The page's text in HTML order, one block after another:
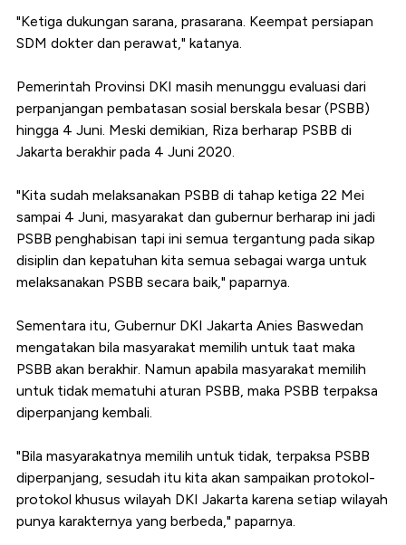
"Ketiga dukungan sarana, prasarana. Keempat persiapan
SDM dokter dan perawat," katanya.
Pemerintah Provinsi DKI masih menunggu evaluasi dari
perpanjangan pembatasan sosial berskala besar (PSBB)
hingga 4 Juni. Meski demikian, Riza berharap PSBB di
Jakarta berakhir pada 4 Juni 2020.
"Kita sudah melaksanakan PSBB di tahap ketiga 22 Mei
sampai 4 Juni, masyarakat dan gubernur berharap ini jadi
PSBB penghabisan tapi ini semua tergantung pada sikap
disiplin dan kepatuhan kita semua sebagai warga untuk
melaksanakan PSBB secara baik," paparnya.
Sementara itu, Gubernur DKI Jakarta Anies Baswedan
mengatakan bila masyarakat memilih untuk taat maka
PSBB akan berakhir. Namun apabila masyarakat memilih
untuk tidak mematuhi aturan PSBB, maka PSBB terpaksa
diperpanjang kembali.
"Bila masyarakatnya memilih untuk tidak, terpaksa PSBB
diperpanjang, sesudah itu kita akan sampaikan protokol-
protokol khusus wilayah DKI Jakarta karena setiap wilayah
punya karakternya yang berbeda," paparnya.